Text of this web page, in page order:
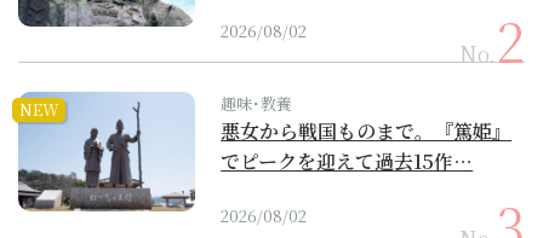
2026/08/02
No.
NEW 趣味･教養
悪女から戦国ものまで。『篤姫』
でピークを迎えて過去15作…
2026/08/02